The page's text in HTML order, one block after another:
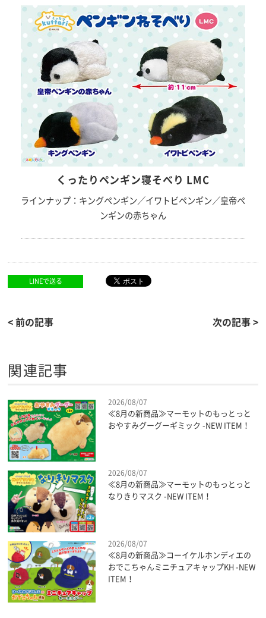
くったりペンギン寝そべり LMC
ラインナップ：キングペンギン／イワトビペンギン／皇帝ペ
ンギンの赤ちゃん
LINEで送る
< 前の記事 次の記事 >
関連記事
2026/08/07
≪8月の新商品≫マーモットのもっとっと
おやすみグーグーギミック -NEW ITEM！
2026/08/07
≪8月の新商品≫マーモットのもっとっと
なりきりマスク -NEW ITEM！
2026/08/07
≪8月の新商品≫コーイケルホンディエの
おでこちゃんミニチュアキャップKH -NEW
ITEM！